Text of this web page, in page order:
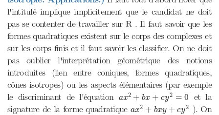
l'intitulé implique implicitement que le candidat ne doit
pas se contenter de travailler sur R . Il faut savoir que les
formes quadratiques existent sur le corps des complexes et
sur les corps finis et il faut savoir les classifier. On ne doit
pas oublier l'interprétation géométrique des notions
introduites (lien entre coniques, formes quadratiques,
cônes isotropes) ou les aspects élémentaires (par exemple
le discriminant de l'équation ax2 + bx + cy2 = 0
2 bx 2=
et la
signature de la forme quadratique ax2 + bxy + cy2
2 bx +
). On